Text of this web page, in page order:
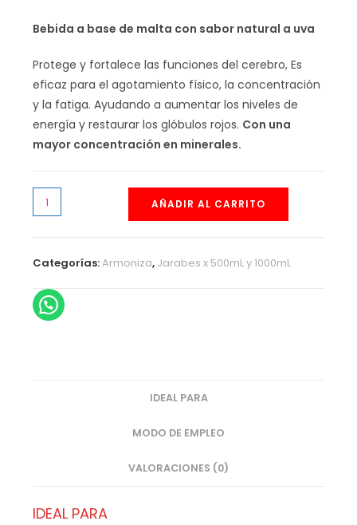
Bebida a base de malta con sabor natural a uva
Protege y fortalece las funciones del cerebro, Es
eficaz para el agotamiento físico, la concentración
y la fatiga. Ayudando a aumentar los niveles de
energía y restaurar los glóbulos rojos. Con una
mayor concentración en minerales.
AÑADIR AL CARRITO
Categorías:Armoniza, Jarabes x 500mL y 1000mL
IDEAL PARA
MODO DE EMPLEO
VALORACIONES (0)
IDEAL PARA